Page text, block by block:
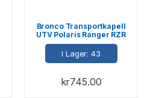
Bronco Transportkapell
UTV Polaris Ranger RZR
2013-22
I Lager: 43
kr745.00